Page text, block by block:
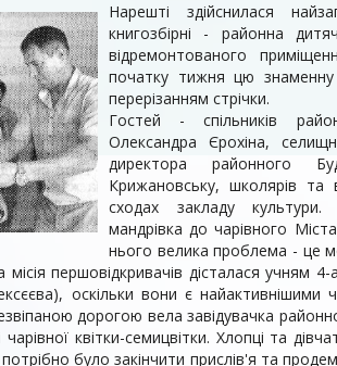
Нарешті здійснилася
книгозбірні - районна
відремонтованого
початку тижня цю знаменну
перерізанням стрічки.
Гостей - спільників
Олександра Єрохіна,
директора районного
Крижановську, школярів та
сходах закладу
мандрівка до чарівного
нього велика проблема - це
місія першовідкривачів дістала­ся учням
оскільки вони є найактивнішими
дорогою вела завідувачка
квітки-семицвітки. Хлопці та
потрібно було закінчити прислів'я та